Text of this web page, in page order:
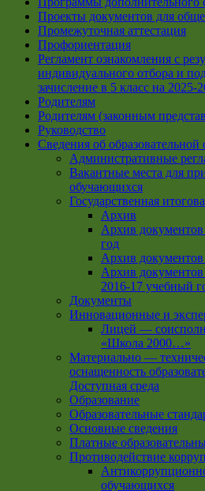
Проекты документов для
Промежуточная аттестация
Профориентация
Регламент ознакомления с
индивидуального отбора и
зачисление в 5 класс на 2025-
Родителям
Родителям (законным
Руководство
Сведения об образовательной
Административные
Вакантные места для
обучающихся
Государственная
Архив
Архив
год
Архив
Архив
2016-17 учебный
Документы
Инновационные и
Лицей —
«Школа 2000…»
Материально —
оснащенность
Доступная среда
Образование
Образовательные
Основные сведения
Платные
Противодействие
обучающихся